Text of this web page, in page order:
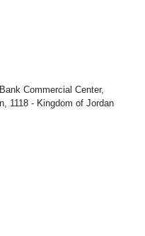
Commercial Center,
1118 - Kingdom of Jordan